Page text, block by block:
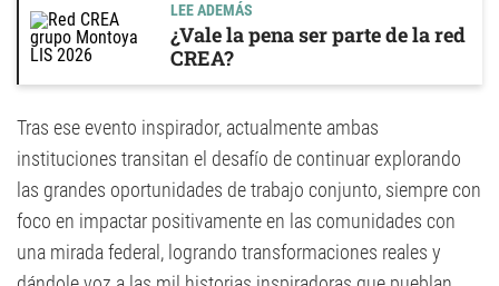
LEE ADEMÁS
¿Vale la pena ser parte de la red
CREA?
Tras ese evento inspirador, actualmente ambas
instituciones transitan el desafío de continuar explorando
las grandes oportunidades de trabajo conjunto, siempre con
foco en impactar positivamente en las comunidades con
una mirada federal, logrando transformaciones reales y